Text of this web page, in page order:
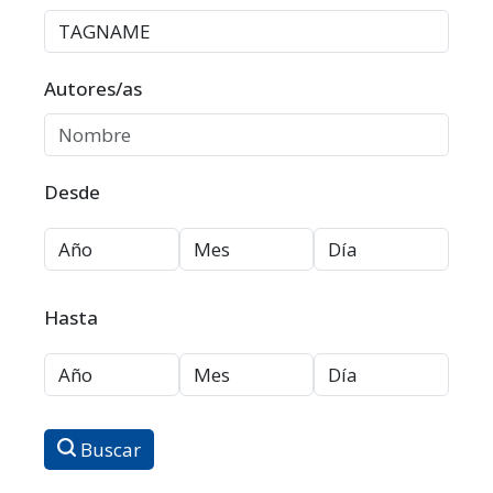
Autores/as
Desde
Hasta
Buscar